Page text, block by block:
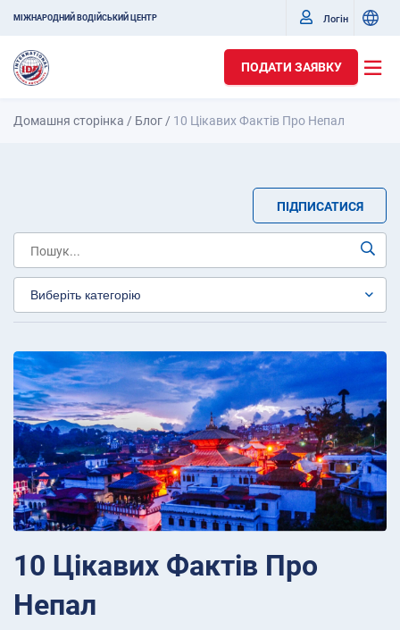
МІЖНАРОДНИЙ ВОДІЙСЬКИЙ ЦЕНТР Логін
ПОДАТИ ЗАЯВКУ
Домашня сторінка / Блог / 10 Цікавих Фактів Про Непал
ПІДПИСАТИСЯ
10 Цікавих Фактів Про
Непал